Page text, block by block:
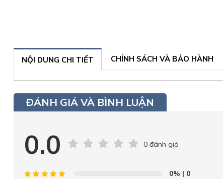
NỘI DUNG CHI TIẾT CHÍNH SÁCH VÀ BẢO HÀNH
ĐÁNH GIÁ VÀ BÌNH LUẬN
0.0 0 đánh giá
0% | 0